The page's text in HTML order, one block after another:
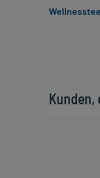
Wellnesstee